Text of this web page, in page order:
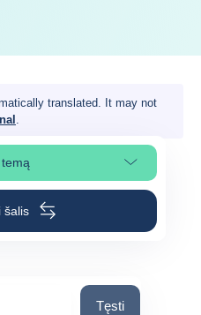
translated. It may not
.
puslapio skiltį
šalis
Ieškoti šalies
Tęsti